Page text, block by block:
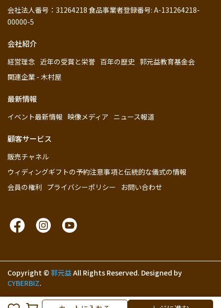
会社法人番号：31264218 食品事業者登録番号: A-131264218-
00000-5
会社紹介
経営理念 近年の受賞と栄誉 百年の歴史 郭元益教育基金会
関連企業 - 木村屋
最新情報
イベント最新情報 映像メディア ニュース報道
顧客サービス
販売チャネル
ウィディングギフトの予約注意事項と伝統的な儀式の情報
会員の権利 プライバシーポリシー お問い合わせ
Copyright © 郭元益All Rights Reserved. Designed by
CYBERBIZ.